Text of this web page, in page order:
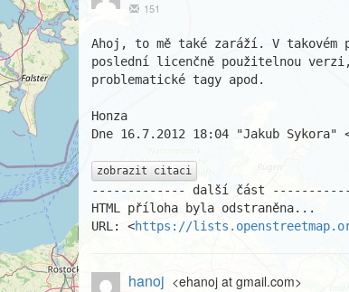
151
Ahoj, to mě také zaráží. V takovém
poslední licenčně použitelnou
problematické tagy apod.
Honza
Dne 16.7.2012 18:04 "Jakub
zobrazit citaci
------------- další část
HTML příloha byla odstraněna...
URL: <https://
hanoj <ehanoj at gmail.com>